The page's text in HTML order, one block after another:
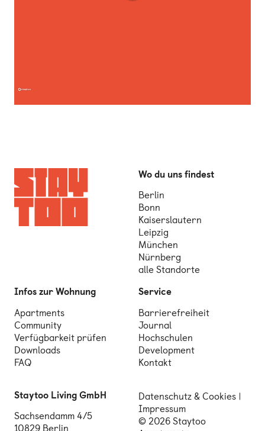
Wo du uns findest
Berlin
Bonn
Kaiserslautern
Leipzig
München
Nürnberg
alle Standorte
Infos zur Wohnung
Apartments
Community
Verfügbarkeit prüfen
Downloads
FAQ
Service
Barrierefreiheit
Journal
Hochschulen
Development
Kontakt
Staytoo Living GmbH
Sachsendamm 4/5
10829 Berlin
Datenschutz & Cookies
Impressum
© 2026 Staytoo